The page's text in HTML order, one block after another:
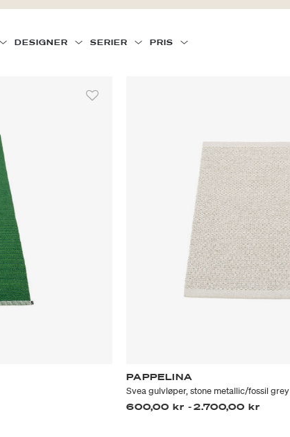
DESIGNER SERIER PRIS
PAPPELINA
Svea gulvløper, stone metallic/fossil grey
600,00 kr -2.700,00 kr